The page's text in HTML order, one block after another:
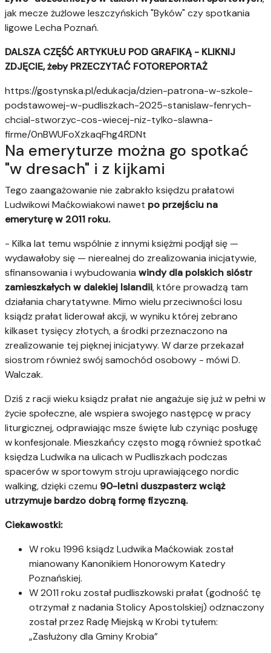
jak mecze żużlowe leszczyńskich "Byków" czy spotkania
ligowe Lecha Poznań.
DALSZA CZĘŚĆ ARTYKUŁU POD GRAFIKĄ - KLIKNIJ
ZDJĘCIE, żeby PRZECZYTAĆ FOTOREPORTAŻ
https://gostynska.pl/edukacja/dzien-patrona-w-szkole-
podstawowej-w-pudliszkach-2025-stanislaw-fenrych-
chcial-stworzyc-cos-wiecej-niz-tylko-slawna-
firme/0nBWUFoXzkaqFhg4RDNt
Na emeryturze można go spotkać
"w dresach" i z kijkami
Tego zaangażowanie nie zabrakło księdzu prałatowi
Ludwikowi Maćkowiakowi nawet po przejściu na
emeryturę w 2011 roku.
- Kilka lat temu wspólnie z innymi księżmi podjął się —
wydawałoby się — nierealnej do zrealizowania inicjatywie,
sfinansowania i wybudowania windy dla polskich sióstr
zamieszkałych w dalekiej Islandii, które prowadzą tam
działania charytatywne. Mimo wielu przeciwności losu
ksiądz prałat liderował akcji, w wyniku której zebrano
kilkaset tysięcy złotych, a środki przeznaczono na
zrealizowanie tej pięknej inicjatywy. W darze przekazał
siostrom również swój samochód osobowy - mówi D.
Walczak.
Dziś z racji wieku ksiądz prałat nie angażuje się już w pełni w
życie społeczne, ale wspiera swojego następcę w pracy
liturgicznej, odprawiając msze święte lub czyniąc posługę
w konfesjonale. Mieszkańcy często mogą również spotkać
księdza Ludwika na ulicach w Pudliszkach podczas
spacerów w sportowym stroju uprawiającego nordic
walking, dzięki czemu 90-letni duszpasterz wciąż
utrzymuje bardzo dobrą formę fizyczną.
Ciekawostki:
W roku 1996 ksiądz Ludwika Maćkowiak został
mianowany Kanonikiem Honorowym Katedry
Poznańskiej.
W 2011 roku został pudliszkowski prałat (godność tę
otrzymał z nadania Stolicy Apostolskiej) odznaczony
został przez Radę Miejską w Krobi tytułem:
„Zasłużony dla Gminy Krobia”